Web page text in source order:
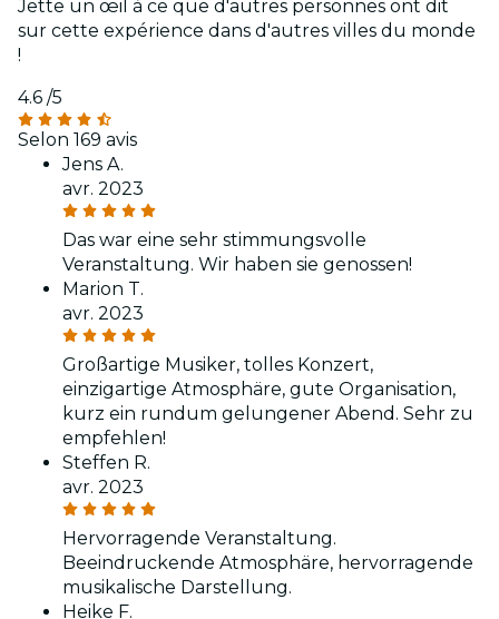
Jette un œil à ce que d'autres personnes ont dit
sur cette expérience dans d'autres villes du monde
!
4.6 /5
Selon 169 avis
Jens A.
avr. 2023
Das war eine sehr stimmungsvolle
Veranstaltung. Wir haben sie genossen!
Marion T.
avr. 2023
Großartige Musiker, tolles Konzert,
einzigartige Atmosphäre, gute Organisation,
kurz ein rundum gelungener Abend. Sehr zu
empfehlen!
Steffen R.
avr. 2023
Hervorragende Veranstaltung.
Beeindruckende Atmosphäre, hervorragende
musikalische Darstellung.
Heike F.